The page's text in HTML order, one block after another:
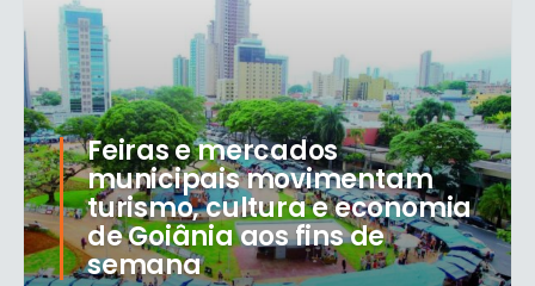
Feiras e mercados
municipais movimentam
turismo, cultura e economia
de Goiânia aos fins de
semana